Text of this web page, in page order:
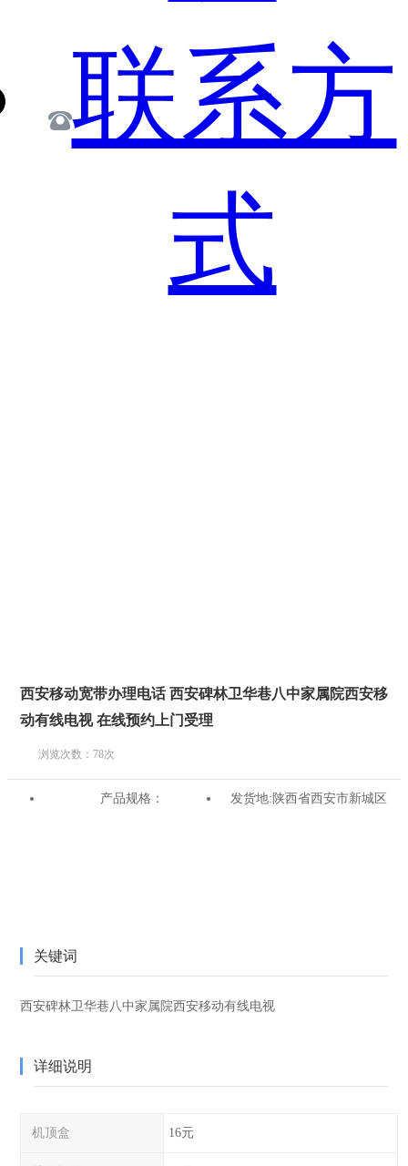
联系方
式
西安移动宽带办理电话 西安碑林卫华巷八中家属院西安移
动有线电视 在线预约上门受理
浏览次数： 78次
产品规格： 发货地:陕西省西安市新城区
关键词
西安碑林卫华巷八中家属院西安移动有线电视
详细说明
机顶盒 16元